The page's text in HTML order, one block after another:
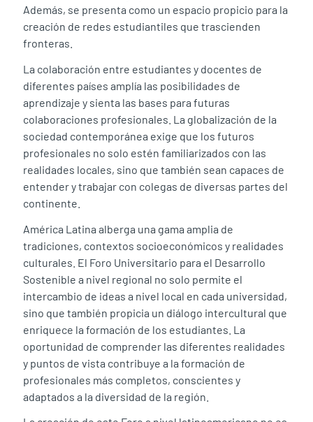
Además, se presenta como un espacio propicio para la
creación de redes estudiantiles que trascienden
fronteras.
La colaboración entre estudiantes y docentes de
diferentes países amplía las posibilidades de
aprendizaje y sienta las bases para futuras
colaboraciones profesionales. La globalización de la
sociedad contemporánea exige que los futuros
profesionales no solo estén familiarizados con las
realidades locales, sino que también sean capaces de
entender y trabajar con colegas de diversas partes del
continente.
América Latina alberga una gama amplia de
tradiciones, contextos socioeconómicos y realidades
culturales. El Foro Universitario para el Desarrollo
Sostenible a nivel regional no solo permite el
intercambio de ideas a nivel local en cada universidad,
sino que también propicia un diálogo intercultural que
enriquece la formación de los estudiantes. La
oportunidad de comprender las diferentes realidades
y puntos de vista contribuye a la formación de
profesionales más completos, conscientes y
adaptados a la diversidad de la región.